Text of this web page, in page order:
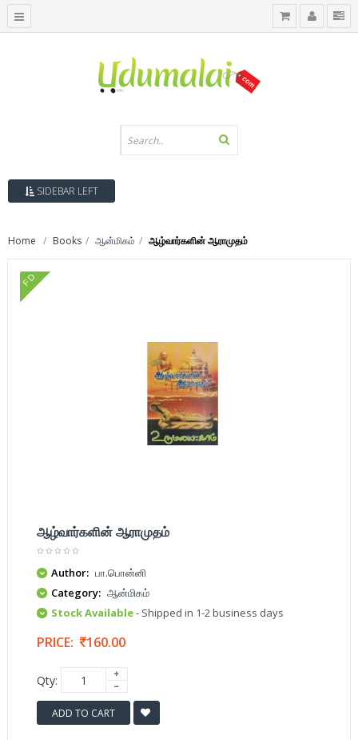
SIDEBAR LEFT
Home Books ஆன்மிகம் ஆழ்வார்களின் ஆராமுதம்
FD
ஆழ்வார்களின் ஆராமுதம்
Author: பா.பொன்னி
Category: ஆன்மிகம்
Stock Available- Shipped in 1-2 business days
PRICE: 160.00
Qty:
ADD TO CART